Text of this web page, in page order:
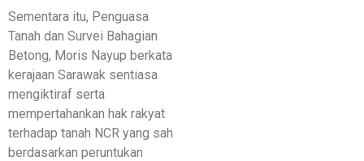
Sementara itu, Penguasa
Tanah dan Survei Bahagian
Betong, Moris Nayup berkata
kerajaan Sarawak sentiasa
mengiktiraf serta
mempertahankan hak rakyat
terhadap tanah NCR yang sah
berdasarkan peruntukan